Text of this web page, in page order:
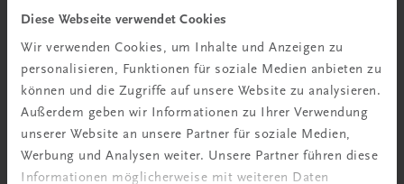
Diese Webseite verwendet Cookies
Wir verwenden Cookies, um Inhalte und Anzeigen zu
personalisieren, Funktionen für soziale Medien anbieten zu
können und die Zugriffe auf unsere Website zu analysieren.
Außerdem geben wir Informationen zu Ihrer Verwendung
unserer Website an unsere Partner für soziale Medien,
Werbung und Analysen weiter. Unsere Partner führen diese
Informationen möglicherweise mit weiteren Daten
Herzlich willkommen bei TRAUNER!
Wir über uns